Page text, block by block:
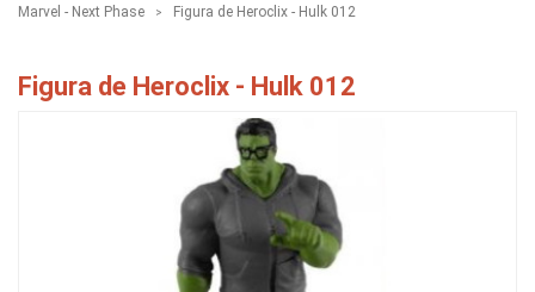
Marvel - Next Phase
Figura de Heroclix - Hulk 012
Figura de Heroclix - Hulk 012